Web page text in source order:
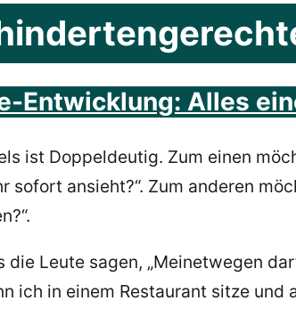
Entwicklung: Alles
ist Doppeldeutig. Zum einen
sofort ansieht?“. Zum anderen
die Leute sagen, „Meinetwegen
ich in einem Restaurant sitze